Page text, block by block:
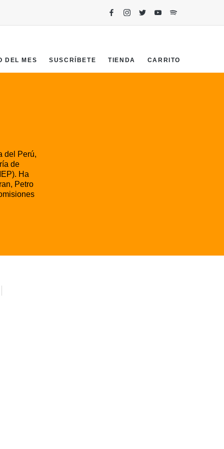
DEL MES SUSCRÍBETE TIENDA CARRITO
del Perú,
de
Ha
Petro